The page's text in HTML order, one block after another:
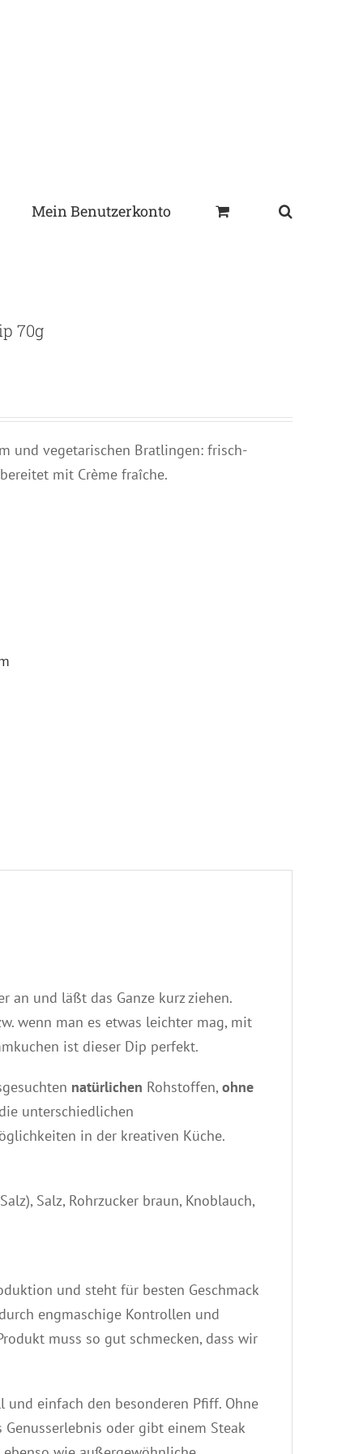
Mein Benutzerkonto
70g
und vegetarischen Bratlingen: frisch-
mit Crème fraîche.
an und läßt das Ganze kurz ziehen.
wenn man es etwas leichter mag, mit
ist dieser Dip perfekt.
natürlichen Rohstoffen, ohne
unterschiedlichen
in der kreativen Küche.
Salz, Rohrzucker braun, Knoblauch,
und steht für besten Geschmack
engmaschige Kontrollen und
muss so gut schmecken, dass wir
einfach den besonderen Pfiff. Ohne
oder gibt einem Steak